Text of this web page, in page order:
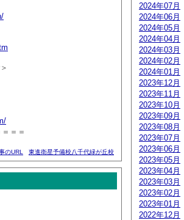
＝＝
のURL 東進衛星予備校八千代緑が丘校
2024年07月
2024年06月
2024年05月
2024年04月
2024年03月
2024年02月
2024年01月
2023年12月
2023年11月
2023年10月
2023年09月
2023年08月
2023年07月
2023年06月
2023年05月
2023年04月
2023年03月
2023年02月
2023年01月
2022年12月